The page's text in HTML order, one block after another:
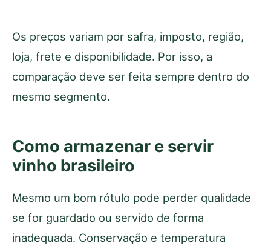
Os preços variam por safra, imposto, região,
loja, frete e disponibilidade. Por isso, a
comparação deve ser feita sempre dentro do
mesmo segmento.
Como armazenar e servir
vinho brasileiro
Mesmo um bom rótulo pode perder qualidade
se for guardado ou servido de forma
inadequada. Conservação e temperatura